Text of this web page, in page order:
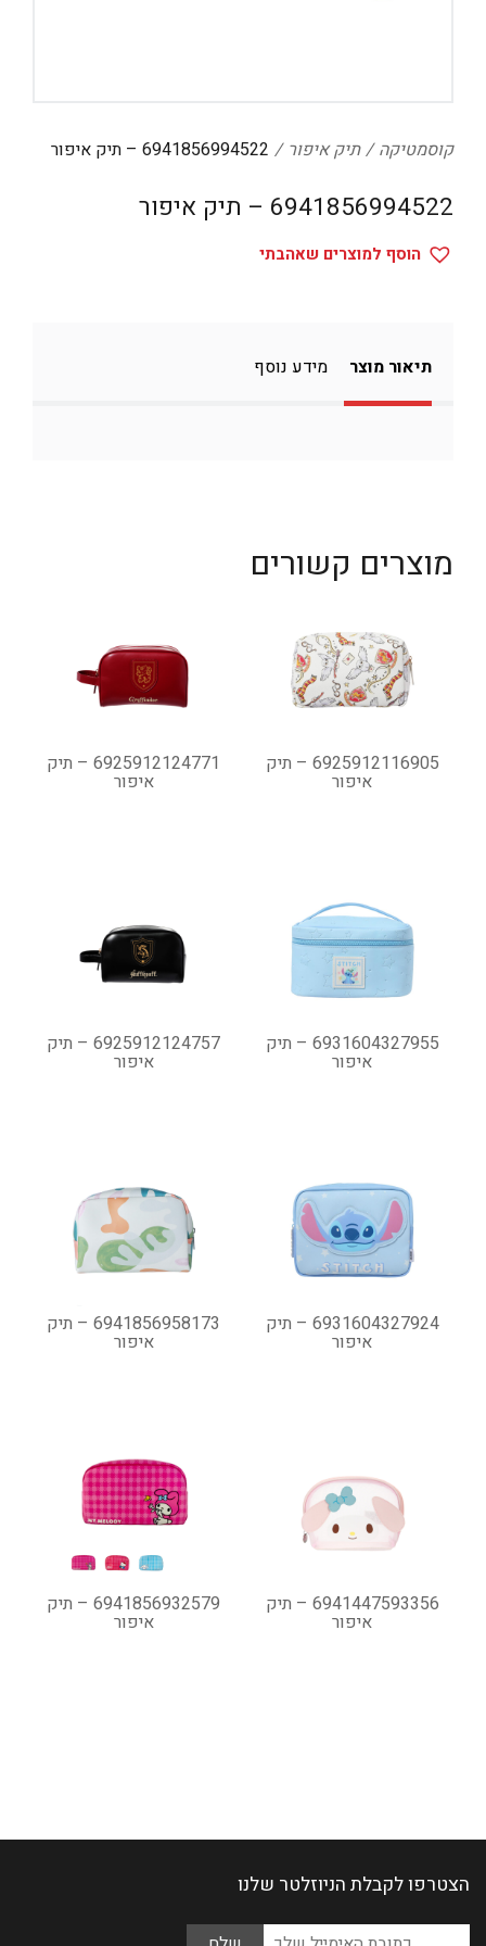
טיפוח
מסיבות וימי הולדת
קוסמטיקה תיק איפור 6941856994522 – תיק איפור
6941856994522 – תיק איפור
הוסף למוצרים שאהבתי
תיאור מוצר מידע נוסף
מוצרים קשורים
6925912116905 – תיק
איפור
6925912124771 – תיק
איפור
6931604327955 – תיק
איפור
6925912124757 – תיק
איפור
6931604327924 – תיק
איפור
6941856958173 – תיק
איפור
6941447593356 – תיק
איפור
6941856932579 – תיק
איפור
הצטרפו לקבלת הניוזלטר שלנו
Please